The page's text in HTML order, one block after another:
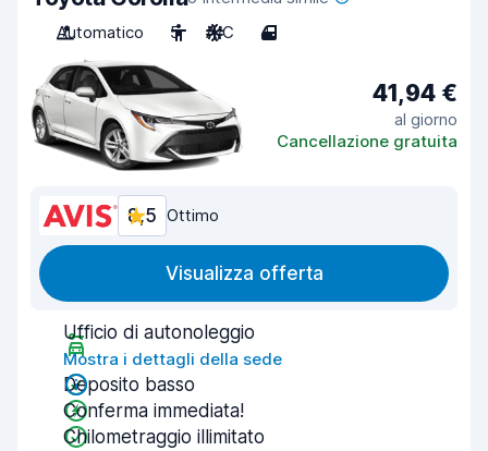
Automatico
5 A/C 4
41,94 €
al giorno
Cancellazione gratuita
8,5 Ottimo
Visualizza offerta
Ufficio di autonoleggio
Mostra i dettagli della sede
Deposito basso
Conferma immediata!
Chilometraggio illimitato